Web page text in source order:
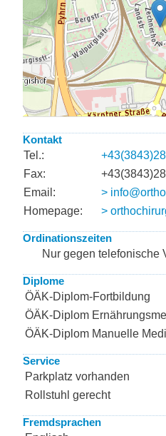
Kontakt
Tel.:
Fax:
Email:
>
Homepage:
>
Ordinationszeiten
Nur gegen telefonische
Diplome
ÖÄK-Diplom-Fortbildung
ÖÄK-Diplom
ÖÄK-Diplom Manuelle
Service
Parkplatz vorhanden
Rollstuhl gerecht
Fremdsprachen